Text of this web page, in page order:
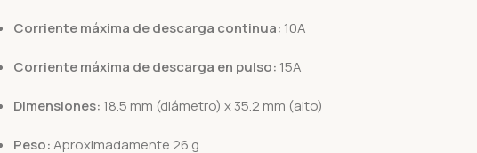
Corriente máxima de descarga continua: 10A
Corriente máxima de descarga en pulso: 15A
Dimensiones: 18.5 mm (diámetro) x 35.2 mm (alto)
Peso:Aproximadamente 26 g